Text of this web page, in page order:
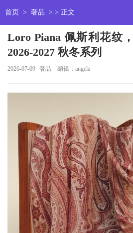
首页 > 奢品 > > 正文
Loro Piana 佩斯利花纹
2026-2027 秋冬系列
2026-07-09 奢品 编辑：angela